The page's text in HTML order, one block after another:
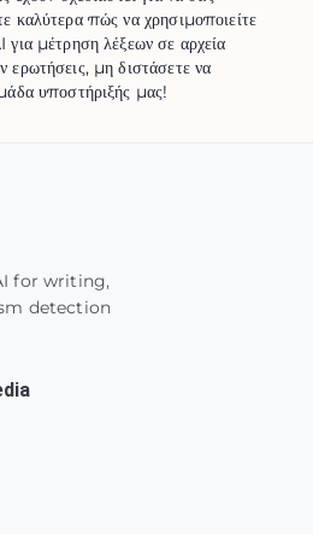
καλύτερα πώς να χρησιμοποιείτε
μέτρηση λέξεων σε αρχεία
μη διστάσετε να
υποστήριξής μας!
for writing,
detection